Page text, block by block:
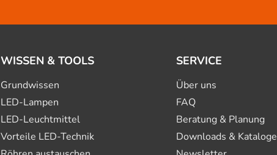
WISSEN & TOOLS
Grundwissen
LED-Lampen
LED-Leuchtmittel
Vorteile LED-Technik
SERVICE
Über uns
FAQ
Beratung & Planung
Downloads & Kataloge